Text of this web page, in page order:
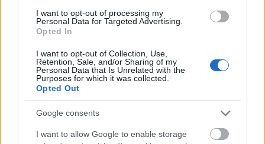
I want to opt-out of processing my
Personal Data for Targeted Advertising.
Opted In
I want to opt-out of Collection, Use,
Retention, Sale, and/or Sharing of my
Personal Data that Is Unrelated with the
Purposes for which it was collected.
Opted Out
Google consents
I want to allow Google to enable storage
utanför landslaget. Han bestämde sig för att
lägga om träningen rejält. 25-åringen insåg att
träningsvolymen för att ta nästa steg.
– Jag har väl egentligen gjort ganska stora
förändringar i träningsupplägget just med att
jag insett att träningsjobbet som har gjorts
tidigare helt enkelt inte har varit